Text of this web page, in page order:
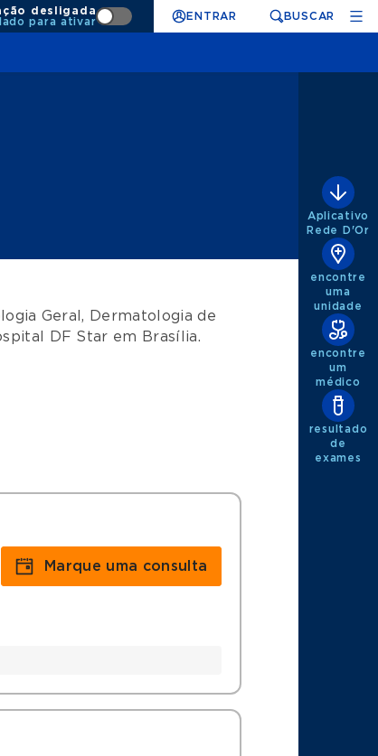
desligada
para ativar
ENTRAR BUSCAR
Geral,
Dermatologia de
DF Star em Brasília.
Marque uma consulta
Aplicativo
Rede D'Or
encontre
uma
unidade
encontre
um
médico
resultado
de
exames